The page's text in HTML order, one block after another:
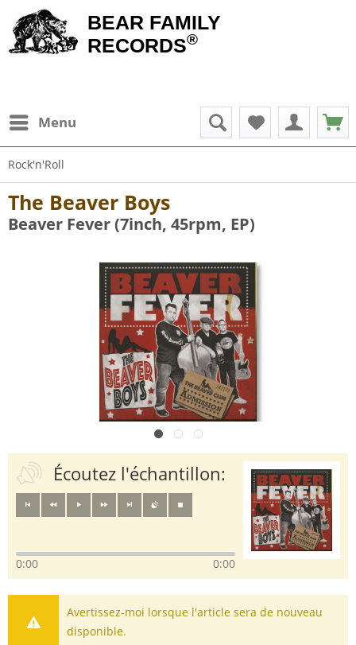
BEAR FAMILY
RECORDS®
Menu
Rock'n'Roll
The Beaver Boys
Beaver Fever (7inch, 45rpm, EP)
Écoutez l'échantillon:
0:00 0:00
Avertissez-moi lorsque l'article sera de nouveau
disponible.